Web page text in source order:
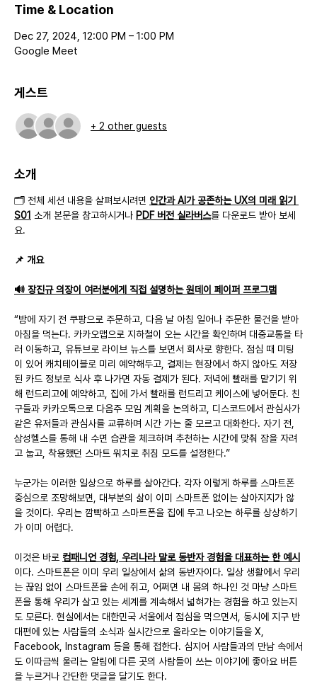
Time & Location
Dec 27, 2024, 12:00 PM – 1:00 PM
Google Meet
게스트
+ 2 other guests
소개
🗂️ 전체 세션 내용을 살펴보시려면 인간과 AI가 공존하는 UX의 미래 읽기
S01 소개 본문을 참고하시거나 PDF 버전 실라버스를 다운로드 받아 보세
요.
📌 개요
🔊 장진규 의장이 여러분에게 직접 설명하는 원데이 페이퍼 프로그램
“밤에 자기 전 쿠팡으로 주문하고, 다음 날 아침 일어나 주문한 물건을 받아
아침을 먹는다. 카카오맵으로 지하철이 오는 시간을 확인하며 대중교통을 타
러 이동하고, 유튜브로 라이브 뉴스를 보면서 회사로 향한다. 점심 때 미팅
이 있어 캐치테이블로 미리 예약해두고, 결제는 현장에서 하지 않아도 저장
된 카드 정보로 식사 후 나가면 자동 결제가 된다. 저녁에 빨래를 맡기기 위
해 런드리고에 예약하고, 집에 가서 빨래를 런드리고 케이스에 넣어둔다. 친
구들과 카카오톡으로 다음주 모임 계획을 논의하고, 디스코드에서 관심사가
같은 유저들과 관심사를 교류하며 시간 가는 줄 모르고 대화한다. 자기 전,
삼성헬스를 통해 내 수면 습관을 체크하며 추천하는 시간에 맞춰 잠을 자려
고 눕고, 착용했던 스마트 워치로 취침 모드를 설정한다.”
누군가는 이러한 일상으로 하루를 살아간다. 각자 이렇게 하루를 스마트폰
중심으로 조망해보면, 대부분의 삶이 이미 스마트폰 없이는 살아지지가 않
을 것이다. 우리는 깜빡하고 스마트폰을 집에 두고 나오는 하루를 상상하기
가 이미 어렵다.
이것은 바로 컴패니언 경험, 우리나라 말로 동반자 경험을 대표하는 한 예시
이다. 스마트폰은 이미 우리 일상에서 삶의 동반자이다. 일상 생활에서 우리
는 끊임 없이 스마트폰을 손에 쥐고, 어쩌면 내 몸의 하나인 것 마냥 스마트
폰을 통해 우리가 살고 있는 세계를 계속해서 넓혀가는 경험을 하고 있는지
도 모른다. 현실에서는 대한민국 서울에서 점심을 먹으면서, 동시에 지구 반
대편에 있는 사람들의 소식과 실시간으로 올라오는 이야기들을 X,
Facebook, Instagram 등을 통해 접한다. 심지어 사람들과의 만남 속에서
도 이따금씩 울리는 알림에 다른 곳의 사람들이 쓰는 이야기에 좋아요 버튼
을 누르거나 간단한 댓글을 달기도 한다.